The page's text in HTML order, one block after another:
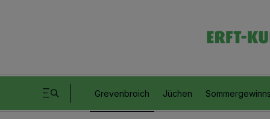
Grevenbroich Jüchen